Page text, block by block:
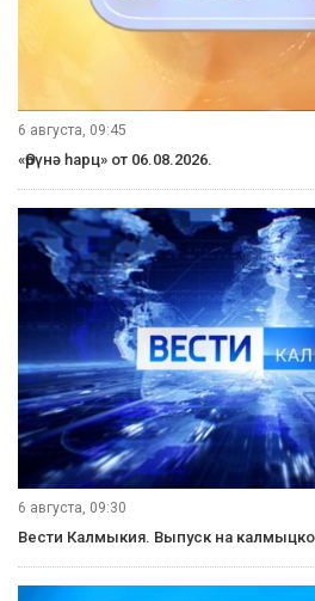
6 августа, 09:45
«Өрүнә һарц» от 06.08.2026.
6 августа, 09:30
Вести Калмыкия. Выпуск на